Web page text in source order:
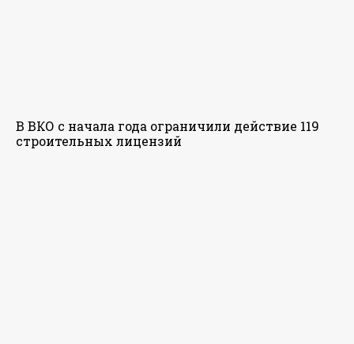
В ВКО с начала года ограничили действие 119
строительных лицензий